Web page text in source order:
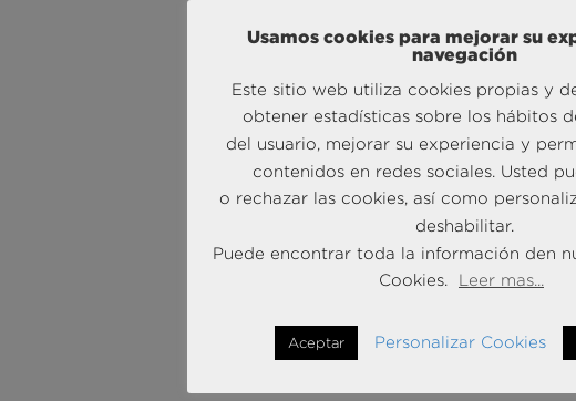
Usamos cookies para mejorar su
navegación
Este sitio web utiliza cookies propias y
obtener estadísticas sobre los hábitos
del usuario, mejorar su experiencia y
contenidos en redes sociales. Usted
o rechazar las cookies, así como
deshabilitar.
Puede encontrar toda la información den
Cookies.
Leer mas...
Aceptar Personalizar Cookies